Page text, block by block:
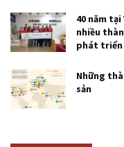
40 năm
nhiều
phát
Những
sản